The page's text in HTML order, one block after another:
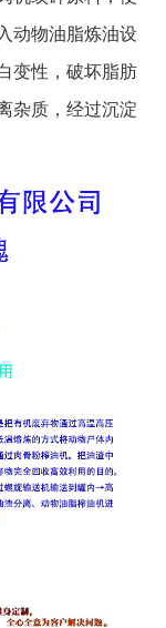
动物油脂炼油设
变性，破坏脂肪
杂质，经过沉淀